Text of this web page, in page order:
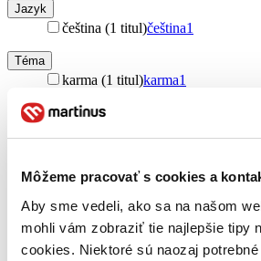
Môžeme pracovať s cookies a
Aby sme vedeli, ako sa na našom
mohli vám zobraziť tie najlepšie tipy
cookies. Niektoré sú naozaj
Jazyk
čeština (1 titul)čeština1
Téma
karma (1 titul)karma1
Väzba
brožovaná väzba (1 titul)
Zúžiť výber